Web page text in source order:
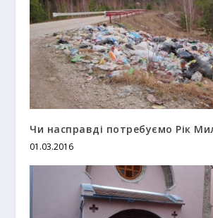
Чи насправді потребуємо Рік
01.03.2016